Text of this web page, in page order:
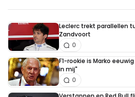
Meepraten? Dat kan! Je hoeft je
melden met een
Leclerc trekt parallellen
Zandvoort
0
F1-rookie is Marko
in mij"
0